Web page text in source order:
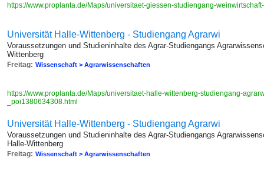
https://www.proplanta.de/Maps/universitaet-giessen-studiengang-
Universität Halle-Wittenberg - Studiengang Agrarwi
Voraussetzungen und Studieninhalte des Agrar-Studiengangs
Wittenberg
Freitag: Wissenschaft > Agrarwissenschaften
https://www.proplanta.de/Maps/universitaet-halle-wittenberg-studiengang-
_poi1380634308.html
Universität Halle-Wittenberg - Studiengang Agrarwi
Voraussetzungen und Studieninhalte des Agrar-Studiengangs
Halle-Wittenberg
Freitag: Wissenschaft > Agrarwissenschaften